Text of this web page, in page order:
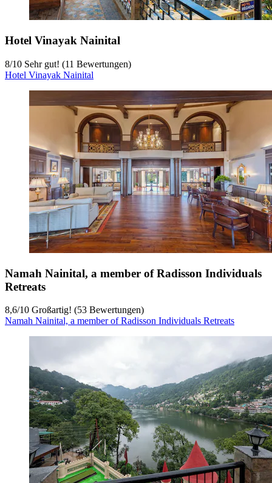
Hotel Vinayak Nainital
8/10 Sehr gut! (11 Bewertungen)
Hotel Vinayak Nainital
Namah Nainital, a member of Radisson Individuals
Retreats
8,6/10 Großartig! (53 Bewertungen)
Namah Nainital, a member of Radisson Individuals Retreats